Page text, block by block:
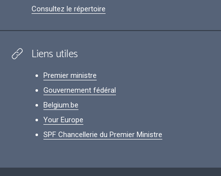
Consultez le répertoire
Liens utiles
Premier ministre
Gouvernement fédéral
Belgium.be
Your Europe
SPF Chancellerie du Premier Ministre